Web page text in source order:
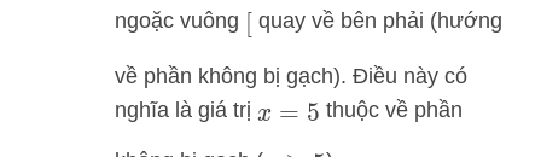
ngoặc vuông quay về bên phải (hướng
về phần không bị gạch). Điều này có
nghĩa là giá trị x=5 thuộc về phần